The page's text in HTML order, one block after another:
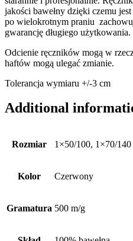
jakości bawełny dzięki czemu
po wielokrotnym praniu
gwarancję długiego użytkowania.
Odcienie ręczników mogą w
haftów mogą ulegać zmianie.
Tolerancja wymiaru +/-3 cm
Additional
Rozmiar 1×50/100, 1×70/140
Kolor Czerwony
Gramatura 500 m/g